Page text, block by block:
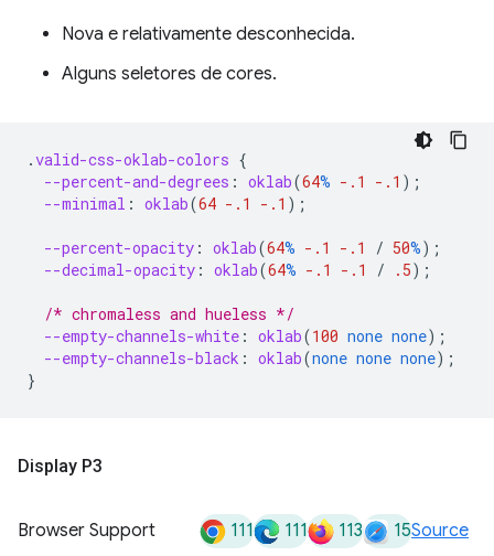
Nova e relativamente desconhecida.
Alguns seletores de cores.
.valid-css-oklab-colors {
--percent-and-degrees : oklab(64% -.1 -.1 );
--minimal : oklab(64 -.1 -.1 );
--percent-opacity : oklab(64% -.1 -.1 / 50%);
--decimal-opacity : oklab(64% -.1 -.1 / .5);
/* chromaless and hueless */
--empty-channels-white : oklab(100 none none);
--empty-channels-black : oklab(none none none);
}
Display P3
Browser Support 111 111 113 15Source